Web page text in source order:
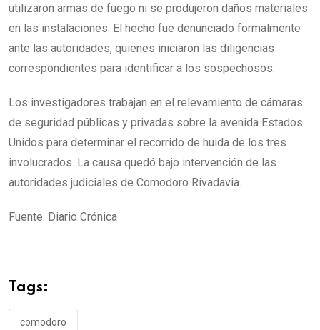
utilizaron armas de fuego ni se produjeron daños materiales
en las instalaciones. El hecho fue denunciado formalmente
ante las autoridades, quienes iniciaron las diligencias
correspondientes para identificar a los sospechosos.
Los investigadores trabajan en el relevamiento de cámaras
de seguridad públicas y privadas sobre la avenida Estados
Unidos para determinar el recorrido de huida de los tres
involucrados. La causa quedó bajo intervención de las
autoridades judiciales de Comodoro Rivadavia.
Fuente. Diario Crónica
Tags:
comodoro